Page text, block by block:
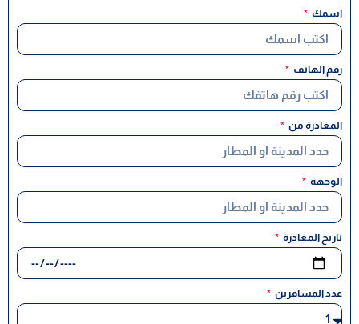
اسمك
رقم الهاتف
المغادرة من
الوجهة
تاريخ المغادرة
عدد المسافرين